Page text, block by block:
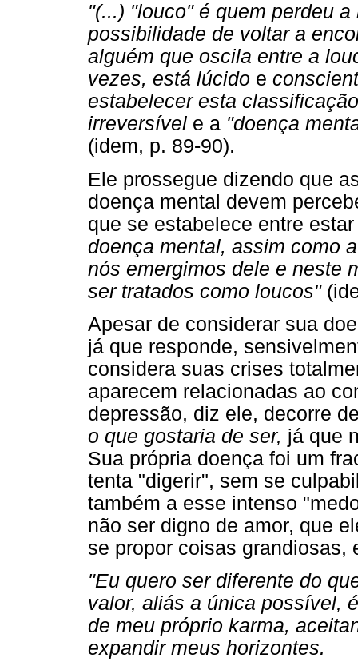
"(...) "louco" é quem perdeu
possibilidade de voltar a
alguém que oscila entre a
vezes, está lúcido e
estabelecer esta
irreversível e a "doença
(idem, p. 89-90).
Ele prossegue dizendo que
doença mental devem
que se estabelece entre
doença mental, assim como
nós emergimos dele e neste
ser tratados como loucos"
Apesar de considerar sua
já que responde,
considera suas crises
aparecem relacionadas ao
depressão, diz ele, decorre
o que gostaria de ser, já que
Sua própria doença foi um
tenta "digerir", sem se
também a esse intenso
não ser digno de amor, que
se propor coisas grandiosas,
"Eu quero ser diferente do
valor, aliás a única possível,
de meu próprio karma,
expandir meus horizontes.